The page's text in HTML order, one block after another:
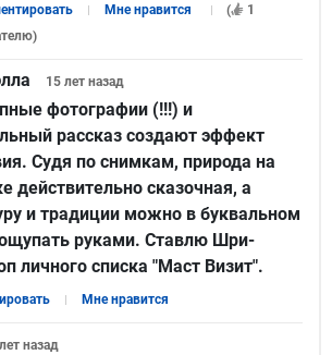
Мне нравится (
1
)
15 лет назад
фотографии (!!!) и
рассказ создают эффект
Судя по снимкам, природа на
действительно сказочная, а
и традиции можно в буквальном
руками. Ставлю Шри-
личного списка "Маст Визит".
Мне нравится
назад